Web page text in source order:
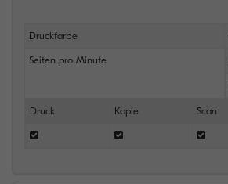
Druckfarbe
Seiten pro Minute
Druck Kopie Scan